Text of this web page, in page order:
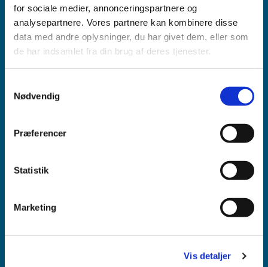
for sociale medier, annonceringspartnere og
analysepartnere. Vores partnere kan kombinere disse
data med andre oplysninger, du har givet dem, eller som
de har indsamlet fra din brug af deres tjenester.
Nødvendig
Præferencer
Statistik
Marketing
Vis detaljer
VIDEOOVERVÅGNING